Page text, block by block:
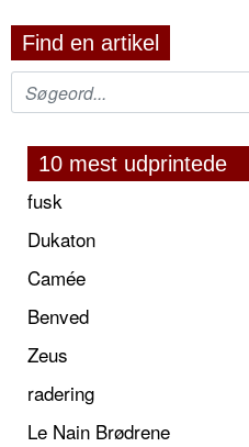
Find en artikel
10 mest udprintede
fusk
Dukaton
Camée
Benved
Zeus
radering
Le Nain Brødrene